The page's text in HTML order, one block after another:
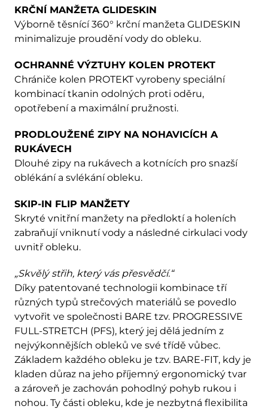
KRČNÍ MANŽETA GLIDESKIN
Výborně těsnící 360° krční manžeta GLIDESKIN
minimalizuje proudění vody do obleku.
OCHRANNÉ VÝZTUHY KOLEN PROTEKT
Chrániče kolen PROTEKT vyrobeny speciální
kombinací tkanin odolných proti oděru,
opotřebení a maximální pružnosti.
PRODLOUŽENÉ ZIPY NA NOHAVICÍCH A
RUKÁVECH
Dlouhé zipy na rukávech a kotnících pro snazší
oblékání a svlékání obleku.
SKIP-IN FLIP MANŽETY
Skryté vnitřní manžety na předloktí a holeních
zabraňují vniknutí vody a následné cirkulaci vody
uvnitř obleku.
„Skvělý střih, který vás přesvědčí.“
Díky patentované technologii kombinace tří
různých typů strečových materiálů se povedlo
vytvořit ve společnosti BARE tzv. PROGRESSIVE
FULL-STRETCH (PFS), který jej dělá jedním z
nejvýkonnějších obleků ve své třídě vůbec.
Základem každého obleku je tzv. BARE-FIT, kdy je
kladen důraz na jeho příjemný ergonomický tvar
a zároveň je zachován pohodlný pohyb rukou i
nohou. Ty části obleku, kde je nezbytná flexibilita